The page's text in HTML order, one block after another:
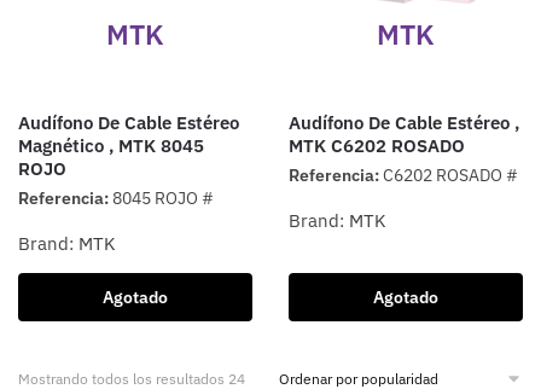
MTK
Audífono De Cable Estéreo
Magnético , MTK 8045
ROJO
Referencia:8045 ROJO #
Brand: MTK
Agotado
MTK
Audífono De Cable Estéreo ,
MTK C6202 ROSADO
Referencia:C6202 ROSADO #
Brand: MTK
Agotado
Mostrando todos los resultados 24